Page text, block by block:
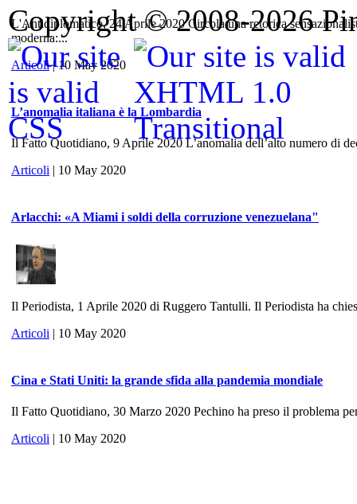
L'Antidiplomatico, 24 Aprile 2020 Circola una retorica
moderna:...
Articoli| 10 May 2020
L’anomalia italiana è la Lombardia
Il Fatto Quotidiano, 9 Aprile 2020 L’anomalia dell’alto numero di
Articoli | 10 May 2020
Arlacchi: «A Miami i soldi della corruzione venezuelana"
Il Periodista, 1 Aprile 2020 di Ruggero Tantulli. Il Periodista ha
Articoli | 10 May 2020
Cina e Stati Uniti: la grande sfida alla pandemia mondiale
Il Fatto Quotidiano, 30 Marzo 2020 Pechino ha preso il problema
Articoli | 10 May 2020
Copyright © 2008-2026